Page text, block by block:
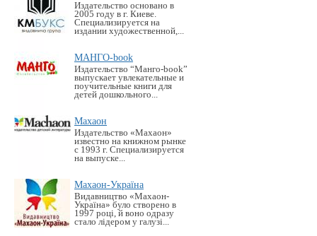
Издательство основано в
2005 году в г. Киеве.
Специализируется на
издании художественной,...
МАНГО-book
Издательство “Манго-book”
выпускает увлекательные и
поучительные книги для
детей дошкольного...
Махаон
Издательство «Махаон»
известно на книжном рынке
с 1993 г. Специализируется
на выпуске...
Махаон-Україна
Видавництво «Махаон-
Україна» було створено в
1997 році, й воно одразу
стало лідером у галузі...